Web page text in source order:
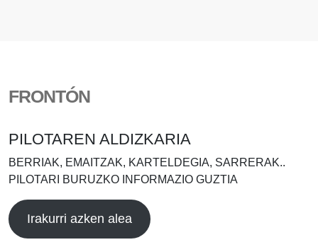
FRONTÓN
PILOTAREN ALDIZKARIA
BERRIAK, EMAITZAK, KARTELDEGIA, SARRERAK..
PILOTARI BURUZKO INFORMAZIO GUZTIA
Irakurri azken alea